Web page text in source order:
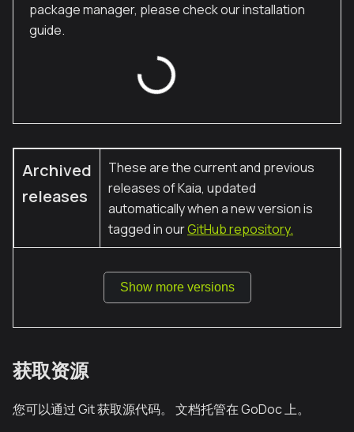
package manager, please check our installation
guide.
Archived
releases
These are the current and previous
releases of Kaia, updated
automatically when a new version is
tagged in ourGitHub repository.
Show more versions
获取资源
您可以通过 Git 获取源代码。 文档托管在 GoDoc 上。